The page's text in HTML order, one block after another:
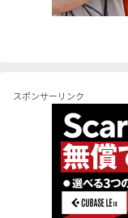
スポンサーリンク